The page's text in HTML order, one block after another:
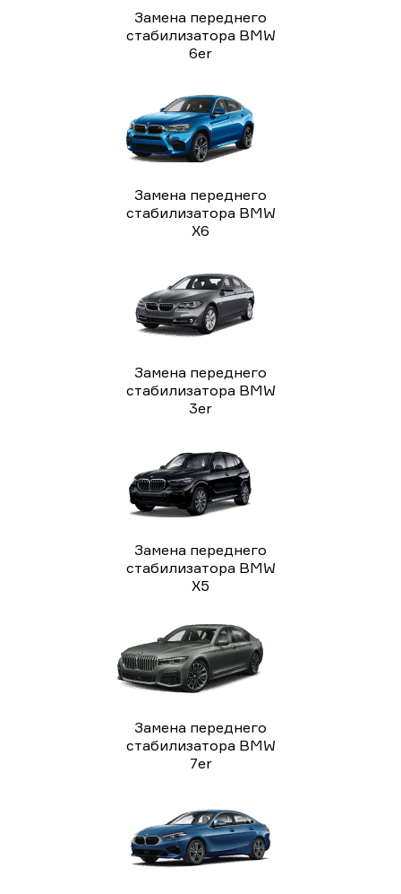
Замена переднего
стабилизатора BMW
6er
Замена переднего
стабилизатора BMW
X6
Замена переднего
стабилизатора BMW
3er
Замена переднего
стабилизатора BMW
X5
Замена переднего
стабилизатора BMW
7er